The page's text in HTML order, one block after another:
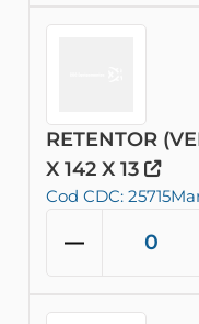
RETENTOR
X 142 X 13
Cod CDC: 25715